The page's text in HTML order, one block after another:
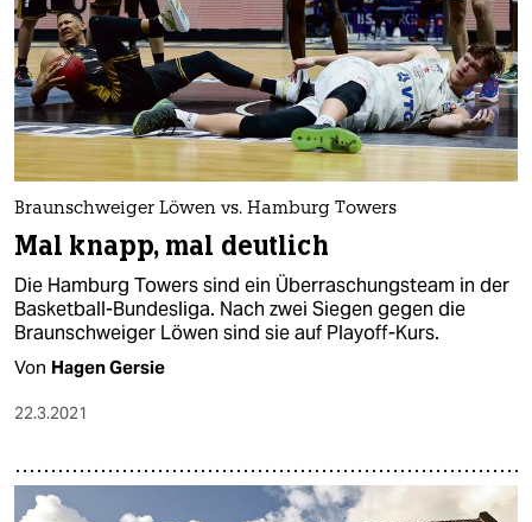
Braunschweiger Löwen vs. Hamburg Towers
Mal knapp, mal deutlich
Die Hamburg Towers sind ein Überraschungsteam in der
Basketball-Bundesliga. Nach zwei Siegen gegen die
Braunschweiger Löwen sind sie auf Playoff-Kurs.
Von Hagen Gersie
22.3.2021